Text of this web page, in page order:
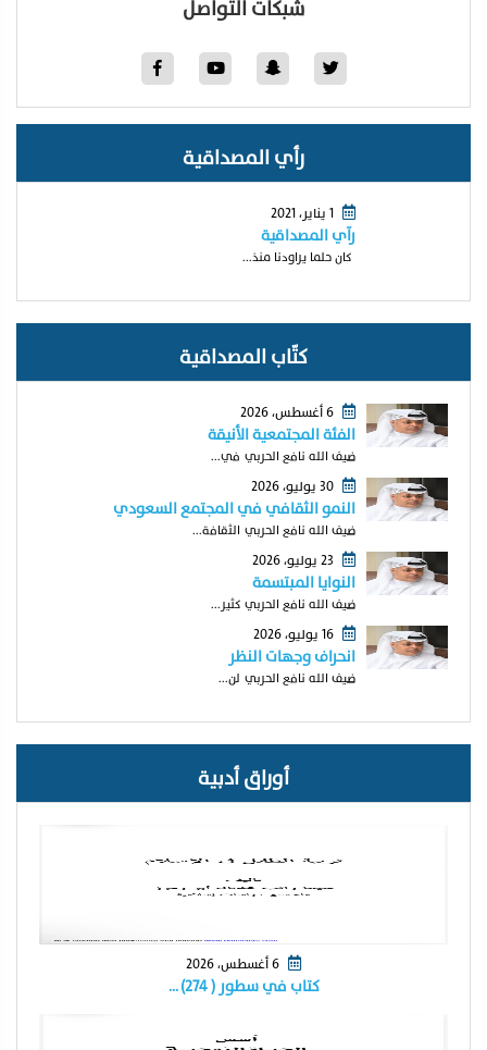
شبكات التواصل
رأي المصداقية
1 يناير، 2021
رآي المصداقية
كان حلما يراودنا منذ...
كتّاب المصداقية
6 أغسطس، 2026
الفئة المجتمعية الأنيقة
ضيف الله نافع الحربي في...
30 يوليو، 2026
النمو الثقافي في المجتمع السعودي
ضيف الله نافع الحربي الثقافة...
النوايا المبتسمة
ضيف الله نافع الحربي كثير...
16 يوليو، 2026
انحراف وجهات النظر
ضيف الله نافع الحربي لن...
أوراق أدبية
كتاب في سطور ( ٢٧٤) …